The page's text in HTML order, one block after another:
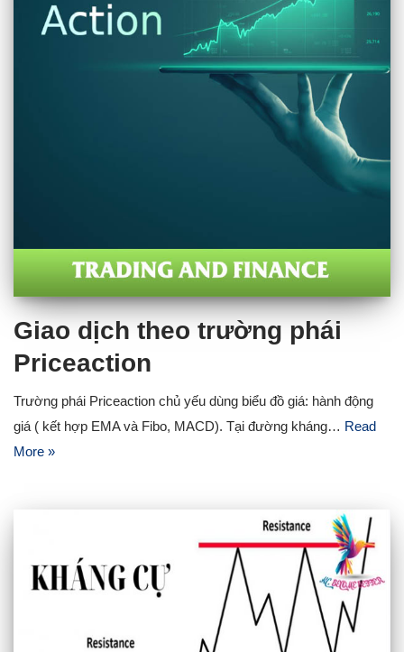
Giao dịch theo trường phái
Priceaction
Trường phái Priceaction chủ yếu dùng biểu đồ giá: hành động
giá ( kết hợp EMA và Fibo, MACD). Tại đường kháng… Read
More »